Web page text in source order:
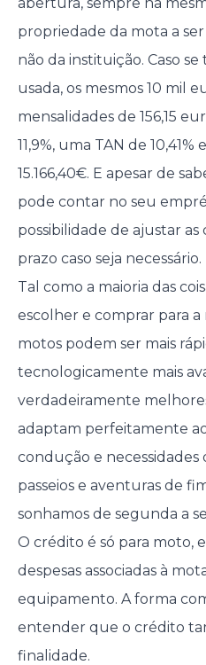
propriedade da mota a
não da instituição. Caso
usada, os mesmos 10 mil
mensalidades de 156,15
11,9%, uma TAN de
15.166,40€. E apesar de
pode contar no seu
possibilidade de ajustar
prazo caso seja necessário.
Tal como a maioria das
escolher e comprar para a
motos podem ser mais
tecnologicamente mais
verdadeiramente
adaptam perfeitamente
condução e necessidades
passeios e aventuras de
sonhamos de segunda a
O crédito é só para moto,
despesas associadas à
equipamento. A forma
entender que o crédito
finalidade.